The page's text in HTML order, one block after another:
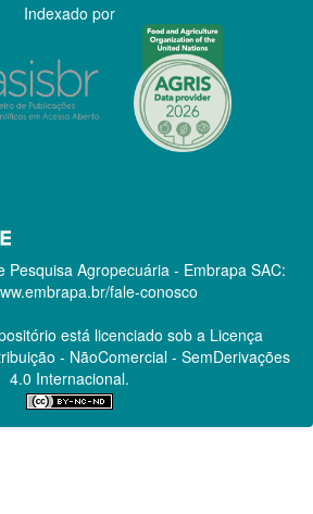
Indexado por
Pesquisa Agropecuária - Embrapa SAC:
fale-conosco
está licenciado sob a Licença
- NãoComercial - SemDerivações
4.0 Internacional.